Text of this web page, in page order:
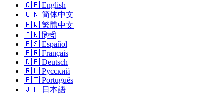
🇬🇧 English
🇨🇳 简体中文
🇭🇰 繁體中文
🇮🇳 हिन्दी
🇪🇸 Español
🇫🇷 Français
🇩🇪 Deutsch
🇷🇺 Русский
🇵🇹 Português
🇯🇵 日本語